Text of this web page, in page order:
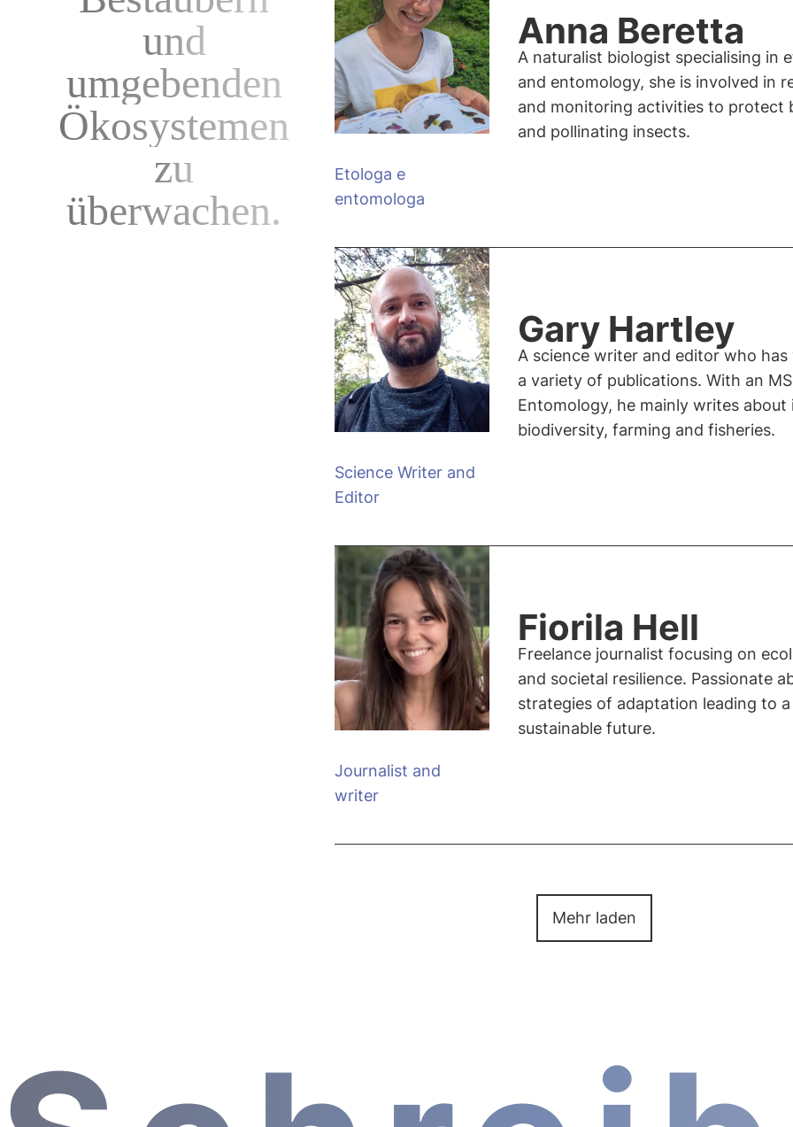
und
umgebenden
Ökosystemen
zu
überwachen.
Anna Beretta
A naturalist biologist specialising in
and entomology, she is involved in
and monitoring activities to protect
and pollinating insects.
Etologa e
entomologa
Gary Hartley
A science writer and editor who has
a variety of publications. With an
Entomology, he mainly writes about
biodiversity, farming and fisheries.
Science Writer and
Editor
Fiorila Hell
Freelance journalist focusing on
and societal resilience. Passionate
strategies of adaptation leading to a
sustainable future.
Journalist and
writer
Mehr laden